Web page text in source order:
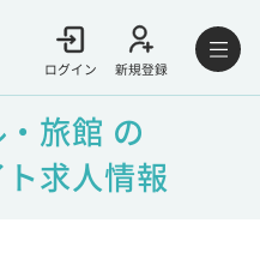
ログイン 新規登録
旅館 の
求人情報